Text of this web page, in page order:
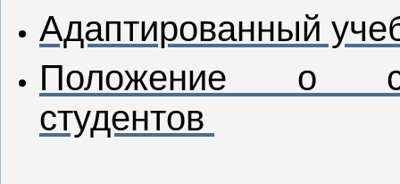
Адаптированный
Положение о
студентов